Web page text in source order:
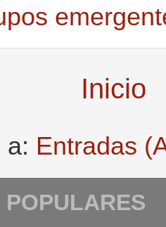
Inicio
a: Entradas